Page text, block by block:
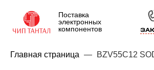
Поставка
электронных
компонентов
Главная страница — BZV55C12